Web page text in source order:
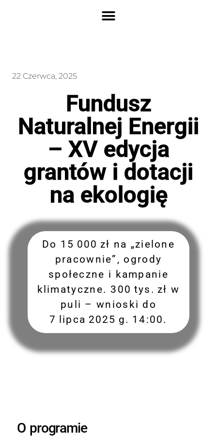
22 Czerwca, 2025
Fundusz
Naturalnej Energii
– XV edycja
grantów i dotacji
na ekologię
Do 15 000 zł na „zielone
pracownie”, ogrody
społeczne i kampanie
klimatyczne. 300 tys. zł w
puli – wnioski do
7 lipca 2025 g. 14:00.
O programie